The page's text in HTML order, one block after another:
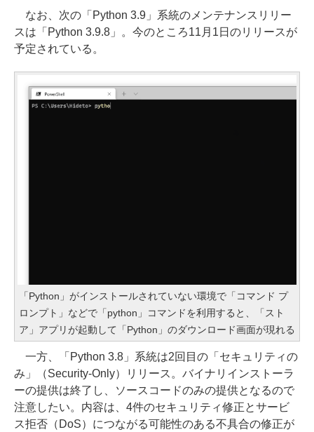
なお、次の「Python 3.9」系統のメンテナンスリリー
スは「Python 3.9.8」。今のところ11月1日のリリースが
予定されている。
「Python」がインストールされていない環境で「コマンド プ
ロンプト」などで「python」コマンドを利用すると、「スト
ア」アプリが起動して「Python」のダウンロード画面が現れる
一方、「Python 3.8」系統は2回目の「セキュリティの
み」（Security-Only）リリース。バイナリインストーラ
ーの提供は終了し、ソースコードのみの提供となるので
注意したい。内容は、4件のセキュリティ修正とサービ
ス拒否（DoS）につながる可能性のある不具合の修正が